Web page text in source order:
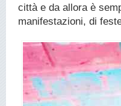
città e da allora è
manifestazioni, di